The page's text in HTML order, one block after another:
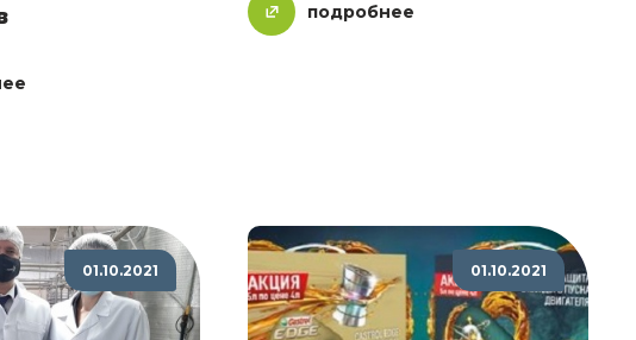
подробнее
01.10.2021 01.10.2021